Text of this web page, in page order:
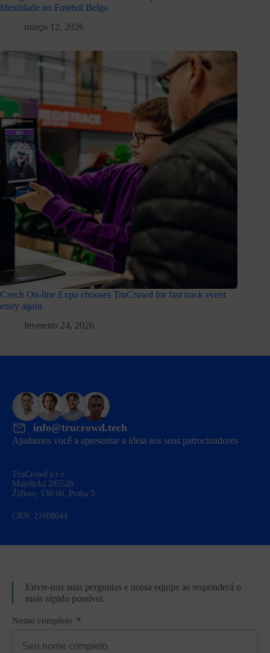
Identidade no Futebol Belga
março 12, 2026
Czech On-line Expo chooses TruCrowd for fast track event
entry again
fevereiro 24, 2026
info@trucrowd.tech
Ajudamos você a apresentar a ideia aos seus patrocinadores
TruCrowd s.r.o.
Malešická 28552b
Žižkov, 130 00, Praha 3
CRN: 21608644
Envie-nos suas perguntas e nossa equipe as responderá o
mais rápido possível.
Nome completo